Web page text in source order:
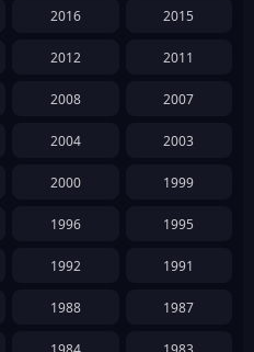
2016 2015
2012 2011
2008 2007
2004 2003
2000 1999
1996 1995
1992 1991
1988 1987